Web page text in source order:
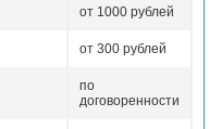
от 1000 рублей
от 300 рублей
по
договоренности